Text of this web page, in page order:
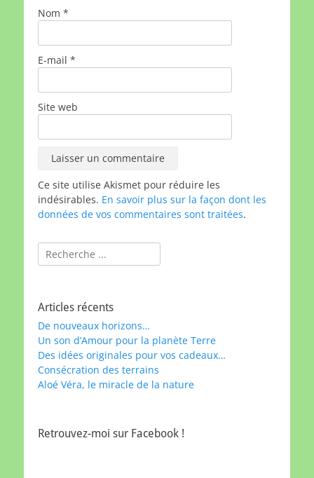
Nom *
E-mail *
Site web
Ce site utilise Akismet pour réduire les
indésirables. En savoir plus sur la façon dont les
données de vos commentaires sont traitées.
Rechercher :
Articles récents
De nouveaux horizons…
Un son d’Amour pour la planète Terre
Des idées originales pour vos cadeaux…
Consécration des terrains
Aloé Véra, le miracle de la nature
Retrouvez-moi sur Facebook !